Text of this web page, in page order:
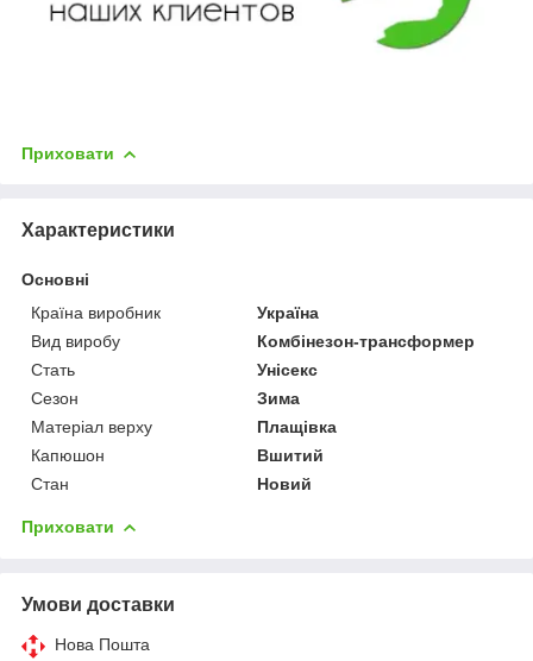
Приховати
Характеристики
Основні
Країна виробник
Україна
Вид виробу
Комбінезон-трансформер
Стать
Унісекс
Сезон
Зима
Матеріал верху
Плащівка
Капюшон
Вшитий
Стан
Новий
Приховати
Умови доставки
Нова Пошта